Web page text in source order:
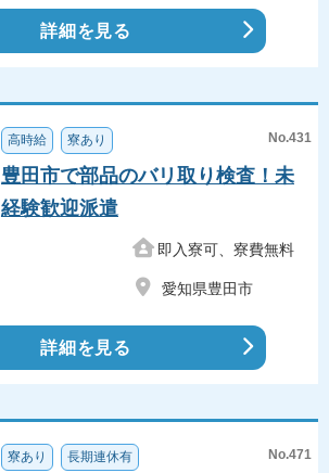
詳細を見る
高時給 寮あり No.431
豊田市で部品のバリ取り検査！未
経験歓迎派遣
即入寮可、寮費無料
愛知県豊田市
詳細を見る
寮あり 長期連休有 No.471